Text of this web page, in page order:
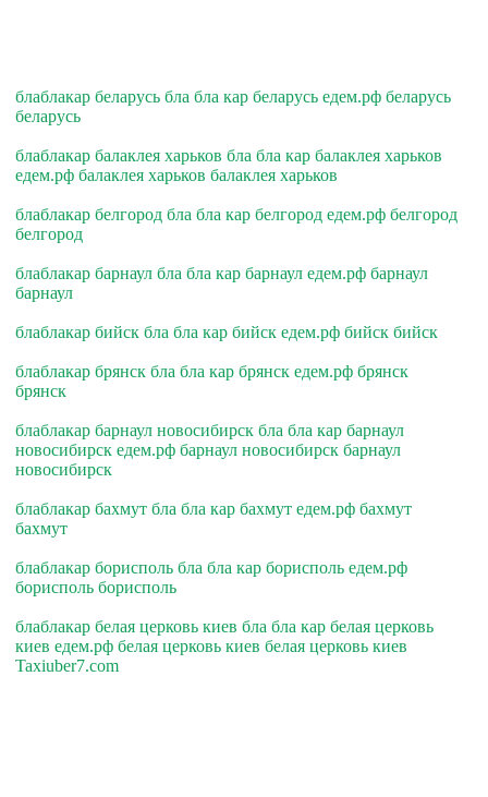
блаблакар беларусь бла бла кар беларусь едем.рф беларусь
беларусь
блаблакар балаклея харьков бла бла кар балаклея харьков
едем.рф балаклея харьков балаклея харьков
блаблакар белгород бла бла кар белгород едем.рф белгород
белгород
блаблакар барнаул бла бла кар барнаул едем.рф барнаул
барнаул
блаблакар бийск бла бла кар бийск едем.рф бийск бийск
блаблакар брянск бла бла кар брянск едем.рф брянск
брянск
блаблакар барнаул новосибирск бла бла кар барнаул
новосибирск едем.рф барнаул новосибирск барнаул
новосибирск
блаблакар бахмут бла бла кар бахмут едем.рф бахмут
бахмут
блаблакар борисполь бла бла кар борисполь едем.рф
борисполь борисполь
блаблакар белая церковь киев бла бла кар белая церковь
киев едем.рф белая церковь киев белая церковь киев
Taxiuber7.com